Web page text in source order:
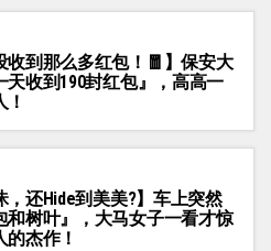
收到那么多红包！🧧】保安大
天收到190封红包』，高高一
，还Hide到美美?】车上突然
和树叶』，大马女子一看才惊
杰作！